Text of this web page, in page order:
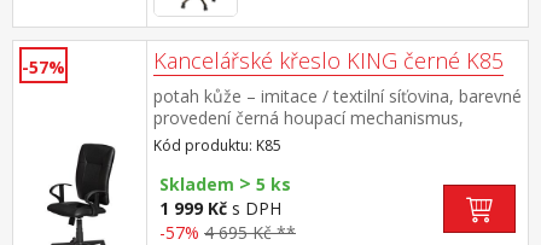
-57% Kancelářské křeslo KING černé K85
potah kůže – imitace / textilní síťovina, barevné
provedení černá houpací mechanismus,
výškově nastavitelné výška sedu 36-45 cm,
výška opěradla 62 cm doporučená nosnost do
110 kg
Kód produktu: K85
Skladem > 5 ks
1 999 Kč s DPH
-57% 4 695 Kč **